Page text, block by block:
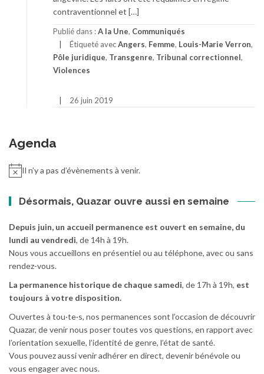
contraventionnel et […]
Publié dans :A la Une, Communiqués
Étiqueté avecAngers, Femme, Louis-Marie Verron,
Pôle juridique, Transgenre, Tribunal correctionnel,
Violences
26 juin 2019
Agenda
Il n’y a pas d’évènements à venir.
Désormais, Quazar ouvre aussi en semaine
Depuis juin, un accueil permanence est ouvert en semaine, du
lundi au vendredi, de 14h à 19h.
Nous vous accueillons en présentiel ou au téléphone, avec ou sans
rendez-vous.
La permanence historique de chaque samedi, de 17h à 19h, est
toujours à votre disposition.
Ouvertes à tou·te·s, nos permanences sont l’occasion de découvrir
Quazar, de venir nous poser toutes vos questions, en rapport avec
l’orientation sexuelle, l’identité de genre, l’état de santé.
Vous pouvez aussi venir adhérer en direct, devenir bénévole ou
vous engager avec nous.